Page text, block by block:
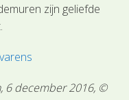
zijn geliefde
6 december 2016, ©